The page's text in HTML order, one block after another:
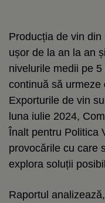
Producția de vin
ușor de la an la an
nivelurile medii pe
continuă să urmeze
Exporturile de vin
luna iulie 2024,
Înalt pentru Politica
provocările cu care
explora soluții
Raportul